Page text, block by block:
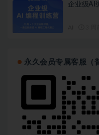
企业级AI
永久会员专属客服（